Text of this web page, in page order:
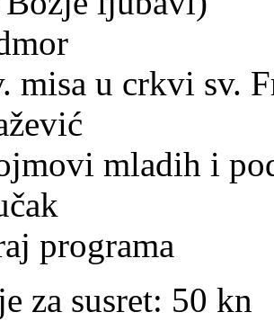
misa u crkvi sv.
mladih i
programa
za susret: 50 kn